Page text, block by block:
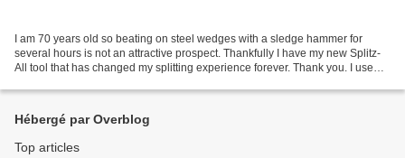
I am 70 years old so beating on steel wedges with a sledge hammer for
several hours is not an attractive prospect. Thankfully I have my new Splitz-
All tool that has changed my splitting experience forever. Thank you. I use
Hébergé par Overblog
Top articles